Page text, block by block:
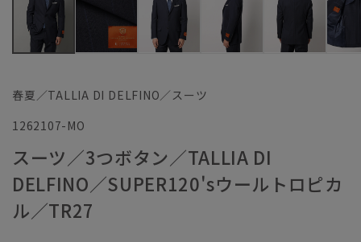
春夏／TALLIA DI DELFINO／スーツ
1262107-MO
スーツ／3つボタン／TALLIA DI
DELFINO／SUPER120'sウールトロピカ
ル／TR27